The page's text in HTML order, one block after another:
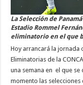
La Selección de
Estadio Rommel
eliminatorio en el que
Hoy arrancará la jornada
Eliminatorias de la
una semana en el que
momento las